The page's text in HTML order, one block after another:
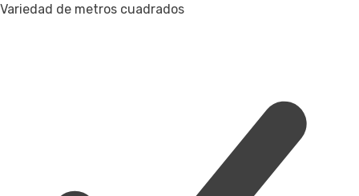
Variedad de metros cuadrados